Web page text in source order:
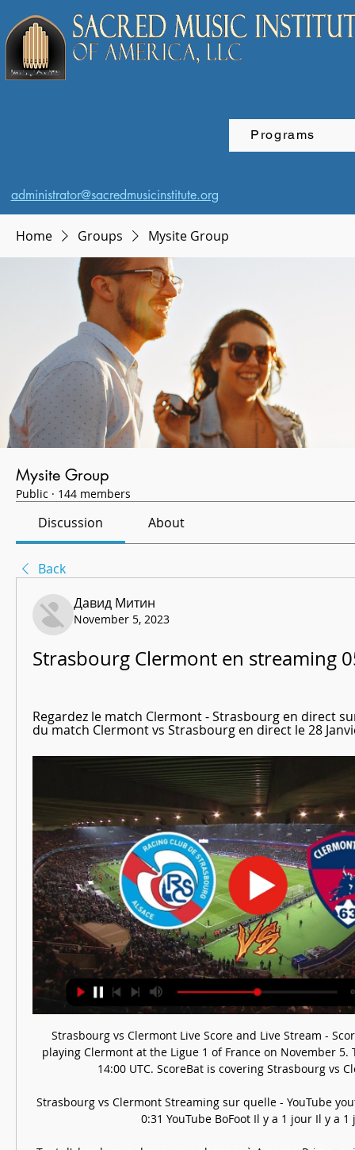
Programs
administrator@sacredmusicinstitute.org
Home Groups Mysite Group
Mysite Group
Public · 144 members
Discussion About
Back
Давид Митин
November 5, 2023
Strasbourg Clermont en streaming
Regardez le match Clermont - Strasbourg en direct
du match Clermont vs Strasbourg en direct le 28
Strasbourg vs Clermont Live Score and Live Stream - ScoreBat Strasbourg are playing Clermont at the Ligue 1 of France on November 5. The match will kick off 14:00 UTC. ScoreBat is covering Strasbourg vs Clermont in ...

Strasbourg vs Clermont Streaming sur quelle - YouTube youtube.com youtube.com 0:31 YouTube BoFoot Il y a 1 jour Il y a 1 jour

Tout d'abord, vous devez vous abonner à Amazon Prime, qui est sans engagement. Ensuite, vous devez souscrire au Pass Ligue 1 pour avoir accès aux matchs. Une fois que vous avez ces deux abonnements, vous pouvez regarder les matchs de Ligue 1 et de Ligue 2 sur votre télévision, ordinateur ou smartphone, où que vous soyez. Le Pass Ligue 1 vous offre une expérience de visionnage de football ultime en vous donnant accès à huit matchs de Ligue 1 Uber Eats par journée de championnat, ainsi qu'à huit matchs de Ligue 2 par journée, en direct et en multiplex. Vous pouvez suivre vos équipes préférées sur trois appareils simultanément, sur tous vos écrans, sans engagement et résiliable à tout moment. Cette saison, la%division% est plus belle que jamais et si vous hésitez encore à souscrire au Pass Ligue 1, vous pouvez tester gratuitement le service Amazon Prime pendant 30 jours. Retrouvez l'actualité du monde du football en France et dans le monde sur notre site avec nos reporters au coeur des clubs. 

Ligue 1 STRASBOURG – CLERMONT: LES GROUPES CONVOQUÉS PAR VIEIRA ET GASTIEN Découvrez les joueurs convoqués pour la rencontre Strasbourg – Clermont comptant pour la onzième journée de Ligue 1 (dimanche 15h). Clermont Foot: avec Borges, sans Seidu suspendu... découvrez le groupe retenu pour le déplacement à Strasbourg Le staff du Clermont Foot vient de dévoiler le groupe de 20 joueurs retenus pour le déplacement à Strasbourg, ce dimanche (15 heures). Un groupe dans lequel figure Neto Borges, de retour après avoir purgé ses deux matchs de suspension à la suite de son expulsion lors de Montpellier - Clermont. 

RC Strasbourg - Clermont Foot: En live streaming & à la TV RC Strasbourg vs. Clermont Foot est un événement de Foot qui se déroule en direct maintenant. L'événement est disponible en live streaming sur Ligue 1 Amazon ...

Strasbourg - Clermont: sur quelle chaîne voir le match de la Ligue 1? La rencontre opposant Strasbourg à Clermont est à l'affiche ce dimanche 5 novembre 2023 au Stade de la Beaujoire, pour le compte de la 11e journée de Ligue 1. Lors de cette même dernière journée, la rencontre opposant Clermont et Lorient s'est terminée en faveur des Rémois, sur le score de 1-0, grâce au seul but de Josh Wilson-Esbrand. Aired: 05 November 2023 Rating: TV-14 Related to This Episode Q&A with Heidi Thomas Writer & Executive Producer of ~! 🔰💕💢💥*[STREAMING] Strasbourg Clermont En Direct Streaming! Ligue 1 Live 05 November 2023 HD017 on the secret of the show. 

Strasbourg Clermont en streaming live 05.11.2023 Direct Rega il y a 16 heures — Strasbourg Clermont en streaming live 05.11.2023 Direct Regardez les matchs de foot de Clermont hesgoal en live streaming gratuit sur PC et ...

Strasbourg Koenigshoffen - Clermont : Comment voir le match 7 janv. 2023 — Strasbourg Koenigshoffen – Clermont : Comment voir le match, sur quelle chaine ou streaming,. Strasbourg Koenigshoffen affronte Clermont ...

RC Strasbourg - Clermont Foot: En live streaming & à la TV-1 Days -3 Hours -8 Minutes -44 SecondsLigue 1(Journée 11) Regarder les moments forts maintenant RC Strasbourg 05 nov. 0 - 0 Terminé Clermont Foot Où regarder l'événement en Direct Forfait HD RC Strasbourg vs. Clermont Foot: en live streaming & à la TV aujourd'hui RC Strasbourg vs. Clermont Foot a eu lieu le 05 nov. à 15:00. Trouvez avec JustWatch les services de streaming qui diffusent les temps forts, les replays complets et les interviews de cet événement. Plus d'informations05 nov. Date du coup d'envoiStade de la MeinauStadeLigue 1CompétitionRC StrasbourgÉquipe à domicileClermont FootÉquipe visiteuseFoot Matchs en direct Bundesliga DirectVfL WolfsbourgWerder BrêmeRegardez en direct maintenantFLATRATEHD Liga F DirectFC BarceloneFC SévilleRegardez en direct maintenantESSAI GRATUITHD Pro League DirectStandard LiègeFC MalinesRegardez en direct maintenantESSAI GRATUITHD Super League féminine DirectWest Ham United FC WomenBristol City WFCRegardez en direct maintenantFLATRATEHD LaLiga 2 DirectSD AmorebietaSD HuescaM'avertir quand je peux le regarder. 

[DIRECT/LIVE] Strasbourg - Clermont EN DIRECT STREAMING GRATUIT VOIR 05 novembre 2023 (#15547) · Issues · GitLab. org / growthproject · GitLab﻿ [DIRECT/LIVE] Strasbourg - Clermont EN DIRECT STREAMING GRATUIT VOIR 05 novembre 2023 (#15547) · Issues · GitLab. org / growthproject · GitLab Skip to content DIRECT - Ligue 1: le Racing Club de Strasbourg reçoit Clermont Foot, suivez le match sur France Bleu Alsace 🔴📺STREAMING==►►📲👉Strasbourg - Clermont En Direct Le Racing Club de Strasbourg reçoit ce dimanche 5 novembre à 15h00, pour le compte de la 11e journée de Ligue 1, Clermont Foot 63. Après un bon match nul face à Rennes, les hommes de Vieira se doivent de prendre les 3 points pour remonter au classement face à un mal classé. 

Clermont-Strasbourg 28 Janvier 2024 - Live Streaming TV HD Regardez le match Clermont - Strasbourg en direct sur internet. Live score du match Clermont vs Strasbourg en direct le 28 Janvier 2024, Ligue 1.

How to Watch Strasbourg vs. Clermont Foot 63 - Fubo il y a 4 jours — How to Watch Strasbourg vs. Clermont Foot 63: Live Stream, TV Channel, Start Time On Sunday in Ligue 1, Clermont Foot 63 takes on Strasbourg.

Strasbourg - Clermont: La chaîne TV du match, où le voir en streaming? OnzeMondial·5 November 2023Strasbourg et Clermont s'affrontent. Voici le détail des informations pour suivre la rencontre: l’heure, la chaîne, le streaming... Nouvelle affiche pour le compte de la 11ème journée de Ligue 1 opposant Strasbourg à Clermont. Une rencontre évidemment diffiusée à la télévision. Le match opposant Strasbourg - Clermont est retransmis à la télévision sur Prime Video et le coup d'envoi sera donné à 15:00Comment regarder les matchs sur Prime Vidéo avec le Pass Ligue 1? Si vous êtes un fan de football et que vous voulez regarder les matchs de championnat sur Prime Vidéo, vous pouvez facilement le faire en quelques étapes simples. 

~! 🔰💕💢💥*[STREAMING] Strasbourg Clermont En Direct Streaming! Ligue 1 Live 05 November 2023 HD017Strasbourg - Clermont: sur quelle chaîne voir le match de la Ligue 1? La rencontre opposant Strasbourg à Clermont est à l'affiche ce dimanche 5 novembre 2023 au Stade de la Beaujoire, pour le compte de la 11e journée de Ligue 1. Septième du championnat, Strasbourg a actuellement 2 points d'avance sur Rennes, tandis que Clermont occupe la cinquième place. Pour rappel, Strasbourg et Lens se sont séparés le 28 octobre dernier sur un score de 4-0 en faveur des Lensois grâce à un doublé de Florian Sotoca. Lors de cette même dernière journée, la rencontre opposant Clermont et Lorient s'est terminée en faveur des Rémois, sur le score de 1-0, grâce au seul but de Josh Wilson-Esbrand. Skip to Main Content~! 🔰💕💢💥*[STREAMING] Strasbourg Clermont En Direct Streaming! Ligue 1 Live 05 November 2023 HD017 | 1h 28m 28s | Video has closed captioning.